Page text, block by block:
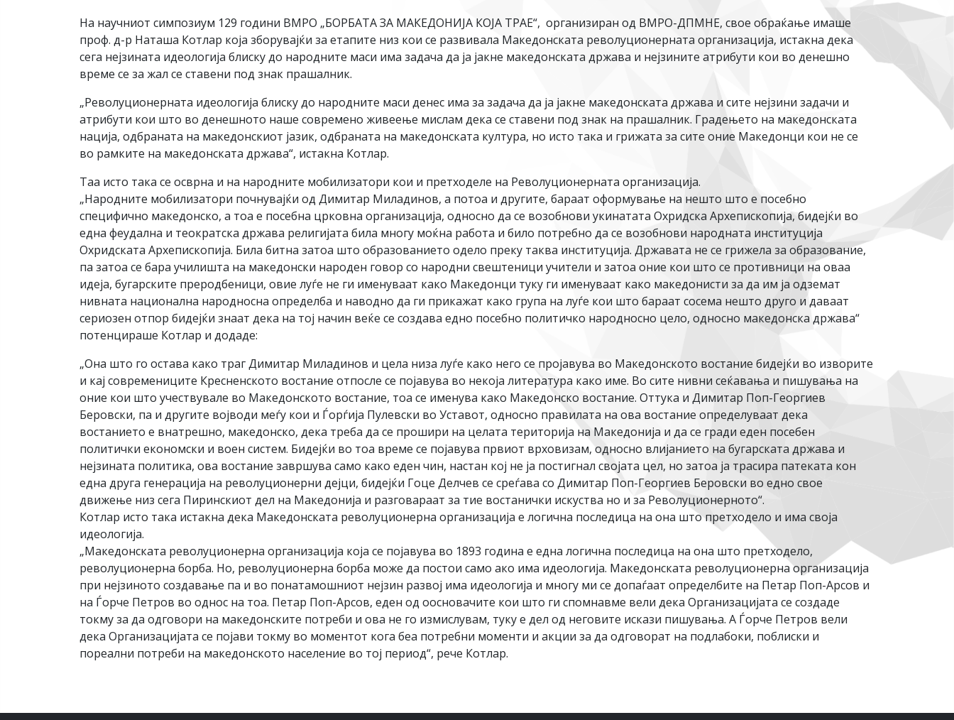
На научниот симпозиум 129 години ВМРО „БОРБАТА ЗА МАКЕДОНИЈА КОЈА ТРАЕ“, организиран од ВМРО-ДПМНЕ, свое обраќање имаше
проф. д-р Наташа Котлар која зборувајќи за етапите низ кои се развивала Македонската револуционерната организација, истакна дека
сега нејзината идеологија блиску до народните маси има задача да ја јакне македонската држава и нејзините атрибути кои во денешно
време се за жал се ставени под знак прашалник.
„Револуционерната идеологија блиску до народните маси денес има за задача да ја јакне македонската држава и сите нејзини задачи и
атрибути кои што во денешното наше современо живеење мислам дека се ставени под знак на прашалник. Градењето на македонската
нација, одбраната на македонскиот јазик, одбраната на македонската култура, но исто така и грижата за сите оние Македонци кои не се
во рамките на македонската држава“, истакна Котлар.
Таа исто така се осврна и на народните мобилизатори кои и претходеле на Револуционерната организација.
„Народните мобилизатори почнувајќи од Димитар Миладинов, а потоа и другите, бараат оформување на нешто што е посебно
специфично македонско, а тоа е посебна црковна организација, односно да се возобнови укинатата Охридска Архепископија, бидејќи во
една феудална и теократска држава религијата била многу моќна работа и било потребно да се возобнови народната институција
Охридската Архепископија. Била битна затоа што образованието одело преку таква институција. Државата не се грижела за образование,
па затоа се бара училишта на македонски народен говор со народни свештеници учители и затоа оние кои што се противници на оваа
идеја, бугарските преродбеници, овие луѓе не ги именуваат како Македонци туку ги именуваат како македонисти за да им ја одземат
нивната национална народносна определба и наводно да ги прикажат како група на луѓе кои што бараат сосема нешто друго и даваат
сериозен отпор бидејќи знаат дека на тој начин веќе се создава едно посебно политичко народносно цело, односно македонска држава“
потенцираше Котлар и додаде:
„Она што го остава како траг Димитар Миладинов и цела низа луѓе како него се пројавува во Македонското востание бидејќи во изворите
и кај современиците Кресненското востание отпосле се појавува во некоја литература како име. Во сите нивни сеќавања и пишувања на
оние кои што учествувале во Македонското востание, тоа се именува како Македонско востание. Оттука и Димитар Поп-Георгиев
Беровски, па и другите војводи меѓу кои и Ѓорѓија Пулевски во Уставот, односно правилата на ова востание определуваат дека
востанието е внатрешно, македонско, дека треба да се прошири на целата територија на Македонија и да се гради еден посебен
политички економски и воен систем. Бидејќи во тоа време се појавува првиот врховизам, односно влијанието на бугарската држава и
нејзината политика, ова востание завршува само како еден чин, настан кој не ја постигнал својата цел, но затоа ја трасира патеката кон
една друга генерација на револуционерни дејци, бидејќи Гоце Делчев се среѓава со Димитар Поп-Георгиев Беровски во едно свое
движење низ сега Пиринскиот дел на Македонија и разговараат за тие востанички искуства но и за Револуционерното“.
Котлар исто така истакна дека Македонската револуционерна организација е логична последица на она што претходело и има своја
идеологија.
„Македонската револуционерна организација која се појавува во 1893 година е една логична последица на она што претходело,
револуционерна борба. Но, револуционерна борба може да постои само ако има идеологија. Македонската револуционерна организација
при нејзиното создавање па и во понатамошниот нејзин развој има идеологија и многу ми се допаѓаат определбите на Петар Поп-Арсов и
на Ѓорче Петров во однос на тоа. Петар Поп-Арсов, еден од оосновачите кои што ги спомнавме вели дека Организацијата се создаде
токму за да одговори на македонските потреби и ова не го измислувам, туку е дел од неговите искази пишувања. А Ѓорче Петров вели
дека Организацијата се појави токму во моментот кога беа потребни моменти и акции за да одговорат на подлабоки, поблиски и
пореални потреби на македонското население во тој период“, рече Котлар.